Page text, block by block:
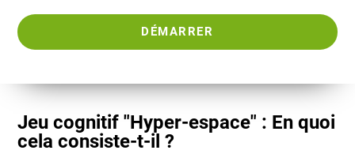
DÉMARRER
Jeu cognitif "Hyper-espace" : En quoi
cela consiste-t-il ?